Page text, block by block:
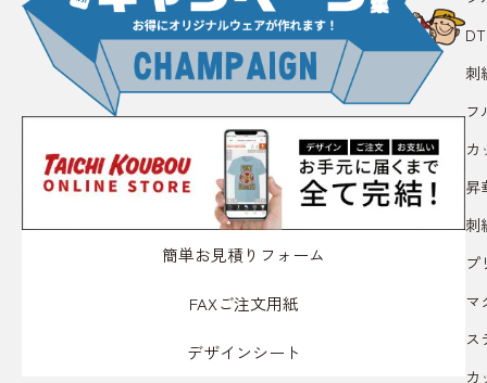
簡単お見積りフォーム
FAXご注文用紙
デザインシート
刺
フ
カ
昇
刺
プ
マ
ス
カ